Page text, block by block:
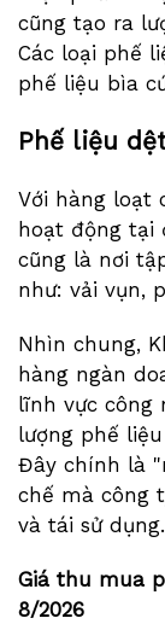
cũng tạo ra
Các loại phế
phế liệu bìa
Phế liệu
Với hàng loạt
hoạt động tại
cũng là nơi
như: vải vụn,
Nhìn chung,
hàng ngàn
lĩnh vực công
lượng phế
Đây chính là
chế mà công
và tái sử dụng.
Giá thu mua
8/2026